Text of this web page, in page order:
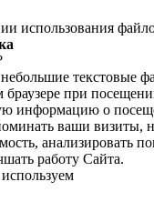
использования
текстовые
браузере при
информацию о
ваши визиты,
анализировать
работу Сайта.